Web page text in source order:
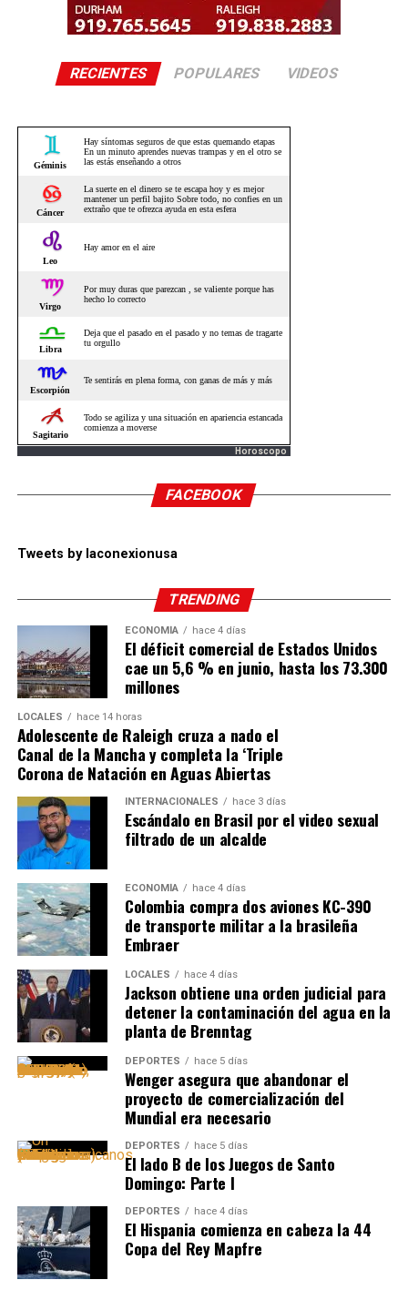
RECIENTES POPULARES VIDEOS
Horoscopo
FACEBOOK
Tweets by laconexionusa
TRENDING
ECONOMÍA hace 4 días
El déficit comercial de Estados Unidos
cae un 5,6 % en junio, hasta los 73.300
millones
LOCALES hace 14 horas
Adolescente de Raleigh cruza a nado el
Canal de la Mancha y completa la ‘Triple
Corona de Natación en Aguas Abiertas
INTERNACIONALES hace 3 días
Escándalo en Brasil por el video sexual
filtrado de un alcalde
ECONOMÍA hace 4 días
Colombia compra dos aviones KC-390
de transporte militar a la brasileña
Embraer
LOCALES hace 4 días
Jackson obtiene una orden judicial para
detener la contaminación del agua en la
planta de Brenntag
DEPORTES hace 5 días
Wenger asegura que abandonar el
proyecto de comercialización del
Mundial era necesario
DEPORTES hace 5 días
El lado B de los Juegos de Santo
Domingo: Parte I
DEPORTES hace 4 días
El Hispania comienza en cabeza la 44
Copa del Rey Mapfre